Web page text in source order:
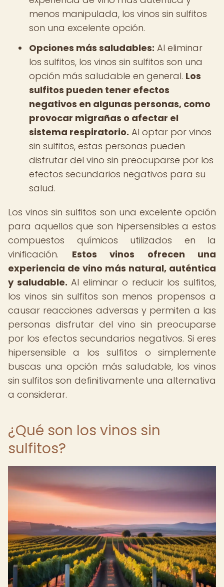
menos manipulada, los vinos sin sulfitos
son una excelente opción.
Opciones más saludables: Al eliminar
los sulfitos, los vinos sin sulfitos son una
opción más saludable en general. Los
sulfitos pueden tener efectos
negativos en algunas personas, como
provocar migrañas o afectar el
sistema respiratorio. Al optar por vinos
sin sulfitos, estas personas pueden
disfrutar del vino sin preocuparse por los
efectos secundarios negativos para su
salud.
Los vinos sin sulfitos son una excelente opción
para aquellos que son hipersensibles a estos
compuestos químicos utilizados en la
vinificación. Estos vinos ofrecen una
experiencia de vino más natural, auténtica
y saludable. Al eliminar o reducir los sulfitos,
los vinos sin sulfitos son menos propensos a
causar reacciones adversas y permiten a las
personas disfrutar del vino sin preocuparse
por los efectos secundarios negativos. Si eres
hipersensible a los sulfitos o simplemente
buscas una opción más saludable, los vinos
sin sulfitos son definitivamente una alternativa
a considerar.
¿Qué son los vinos sin
sulfitos?